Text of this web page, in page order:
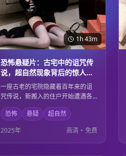
1h 43m
恐怖悬疑片：古宅中的诅咒传
说，超自然现象背后的惊人秘
密
一座古老的宅院隐藏着百年来的诅
咒传说，新搬入的住户开始遭遇各
种超自然现象。随着调查的深入，
一个被掩埋多年的惊人秘密逐渐浮
出水面。恐怖的氛围营造与悬疑的
剧情发展让观众从头到尾都紧张不
已。
恐怖 悬疑
超自然
2025年
高清 • 免费